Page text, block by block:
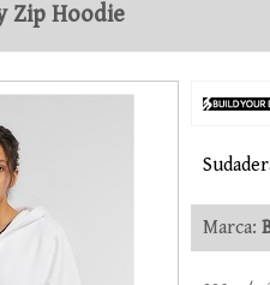
Zip Hoodie
Marca: